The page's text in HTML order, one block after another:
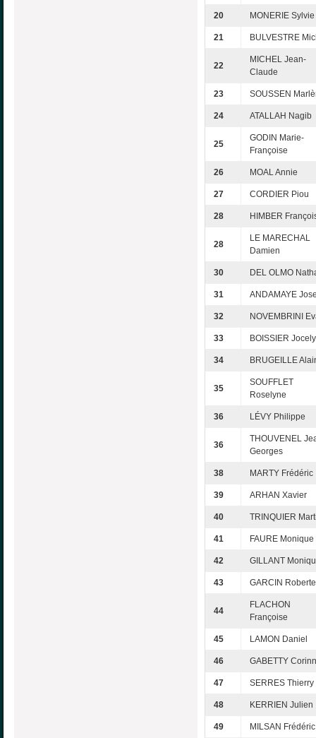
20 MONERIE Sylvie
21 BULVESTRE
22
MICHEL Jean-
Claude
23 SOUSSEN
24 ATALLAH Nagib
25
GODIN Marie-
Françoise
26 MOAL Annie
27 CORDIER Piou
28 HIMBER
28
LE MARECHAL
Damien
30 DEL OLMO
31 ANDAMAYE
32 NOVEMBRINI
33 BOISSIER
34 BRUGEILLE
35
SOUFFLET
Roselyne
36 LÉVY Philippe
36
THOUVENEL
Georges
38 MARTY Frédéric
39 ARHAN Xavier
40 TRINQUIER
41 FAURE Monique
42 GILLANT
43 GARCIN Roberte
44
FLACHON
Françoise
45 LAMON Daniel
46 GABETTY
47 SERRES Thierry
48 KERRIEN Julien
49 MILSAN Frédéric